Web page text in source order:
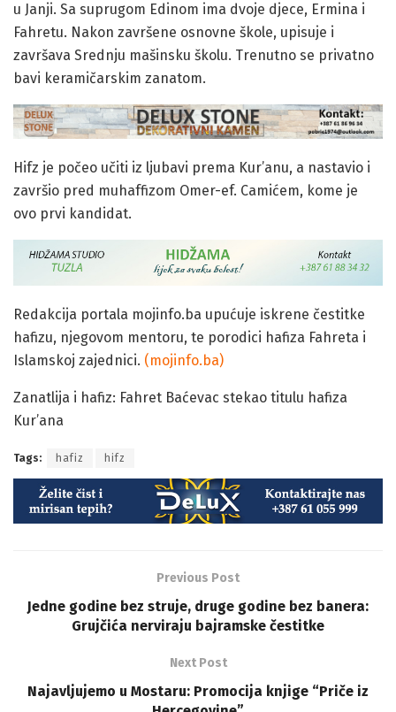
u Janji. Sa suprugom Edinom ima dvoje djece, Ermina i
Fahretu. Nakon završene osnovne škole, upisuje i
završava Srednju mašinsku školu. Trenutno se privatno
bavi keramičarskim zanatom.
Hifz je počeo učiti iz ljubavi prema Kur’anu, a nastavio i
završio pred muhaffizom Omer-ef. Camićem, kome je
ovo prvi kandidat.
Redakcija portala mojinfo.ba upućuje iskrene čestitke
hafizu, njegovom mentoru, te porodici hafiza Fahreta i
Islamskoj zajednici. (mojinfo.ba)
Zanatlija i hafiz: Fahret Baćevac stekao titulu hafiza
Kur’ana
Tags: hafiz hifz
Previous Post
Jedne godine bez struje, druge godine bez banera:
Grujčića nerviraju bajramske čestitke
Next Post
Najavljujemo u Mostaru: Promocija knjige “Priče iz